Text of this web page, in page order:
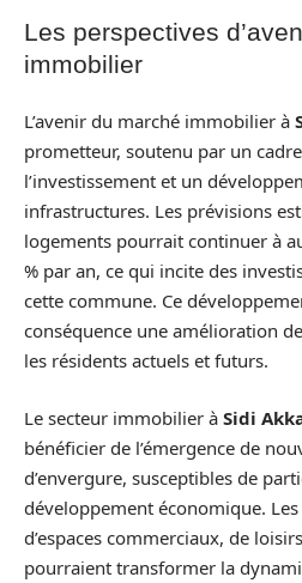
Les perspectives
immobilier
L’avenir du marché immobilier à
prometteur, soutenu par un
l’investissement et un
infrastructures. Les prévisions
logements pourrait continuer à
% par an, ce qui incite des
cette commune. Ce
conséquence une amélioration
les résidents actuels et futurs.
Le secteur immobilier à Sidi
bénéficier de l’émergence de
d’envergure, susceptibles de
développement économique.
d’espaces commerciaux, de
pourraient transformer la